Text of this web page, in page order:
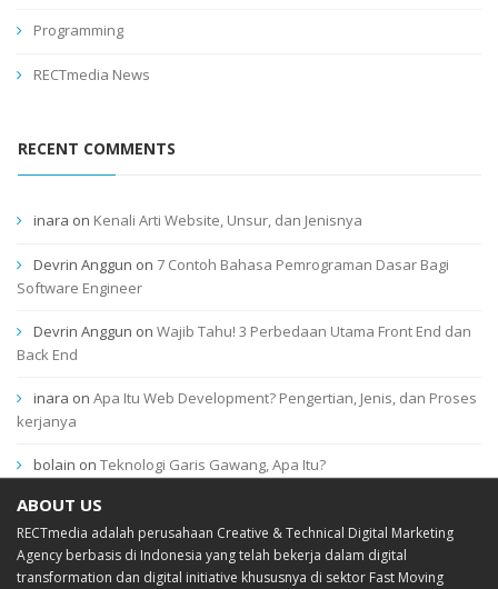
Programming
RECTmedia News
RECENT COMMENTS
inara on Kenali Arti Website, Unsur, dan Jenisnya
Devrin Anggun on 7 Contoh Bahasa Pemrograman Dasar Bagi
Software Engineer
Devrin Anggun on Wajib Tahu! 3 Perbedaan Utama Front End dan
Back End
inara on Apa Itu Web Development? Pengertian, Jenis, dan Proses
kerjanya
bolain on Teknologi Garis Gawang, Apa Itu?
ABOUT US
RECTmedia adalah perusahaan Creative & Technical Digital Marketing
Agency berbasis di Indonesia yang telah bekerja dalam digital
transformation dan digital initiative khususnya di sektor Fast Moving